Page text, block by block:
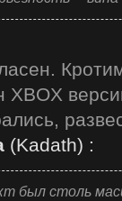
XBOX
(Kadath) :
был столь